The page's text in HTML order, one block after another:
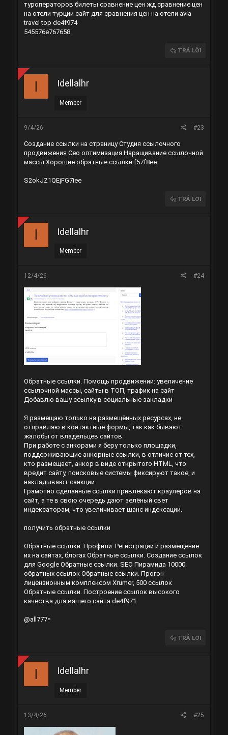
туроператоров билеты сравнение цен жд сравнение цен
на отели турции сайт для сравнения цен на отели avia
travel top de4f974
545576e767658
TRẢ LỜI
I Idellalhr
Member
9/4/26 #23
Создание ссылки на страницу Студия ссылочного
продвижения Сео оптимизация Наращивание ссылочной
массы Хорошие обратные ссылки f57f8ee
S2okJZ1QEjFG7iee
TRẢ LỜI
I Idellalhr
Member
12/4/26 #24
Обратные ссылки. Помощь продвижении: увеличение
ссылочной массы, сайты в ТОП, трафик на сайт
Добавлю вашу ссылку в социальные закладки
Я размещаю только на размещённых ресурсах, не
отправляю в контактные формы, так как бывают
жалобы от владельцев сайтов.
При работе с анкорами я беру только площадки,
поддерживающие анкорные ссылки, в отличие от тех,
кто размещает, анкор в виде открытого HTML, что
вредит сайту, поисковые системы фиксируют такое, и
накладывают санкции.
Грамотно сделанные ссылки привлекают краулеров на
сайт, а те в свою очередь дают зелёный свет
индексаторам, что увеличивает шанс индексации.
получить обратные ссылки
Обратные ссылки. Профили. Регистрации и размещение
их на сайтах, блогах Обратные ссылки. Создание ссылок
для Google Обратные ссылки. SEO Пирамида 10000
обратных ссылок Обратные ссылки. Прогон
лицензионным комплексом Xrumer, 500 ссылок
Обратные ссылки. Построение ссылок высокого
качества для вашего сайтаde4f971
@all777=
TRẢ LỜI
I Idellalhr
Member
13/4/26 #25